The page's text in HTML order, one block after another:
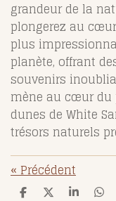
grandeur de la
plongerez au
plus
planète, offrant
souvenirs
mène au cœur du
dunes de White
trésors naturels
«Précédent
P P P P